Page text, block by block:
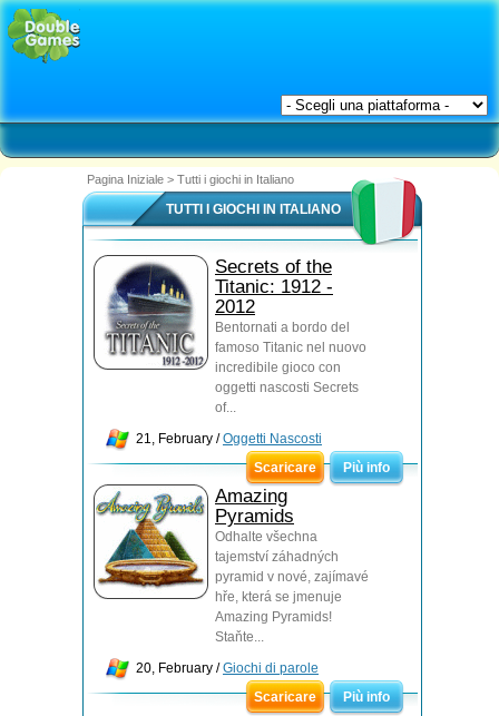
Pagina Iniziale > Tutti i giochi in Italiano
TUTTI I GIOCHI IN ITALIANO
Secrets of the
Titanic: 1912 -
2012
Bentornati a bordo del
famoso Titanic nel nuovo
incredibile gioco con
oggetti nascosti Secrets
of...
21, February /Oggetti Nascosti
Scaricare
Più info
Amazing
Pyramids
Odhalte všechna
tajemství záhadných
pyramid v nové, zajímavé
hře, která se jmenuje
Amazing Pyramids!
Staňte...
20, February /Giochi di parole
Scaricare
Più info